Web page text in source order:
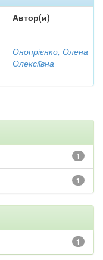
Автор(и)
Онопрієнко, Олена
Олексіївна
1
1
1